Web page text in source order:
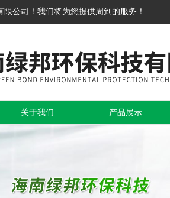
公司！我们将为您提供周到的服务！
关于我们 产品展示